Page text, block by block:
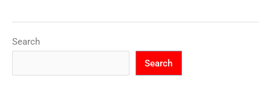
Search
Search